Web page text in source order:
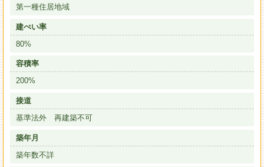
第一種住居地域
建ぺい率
80%
容積率
200%
接道
基準法外 再建築不可
築年月
築年数不詳